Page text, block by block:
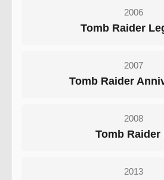
2006
Tomb Raider
2007
Tomb Raider
2008
Tomb Raider
2013